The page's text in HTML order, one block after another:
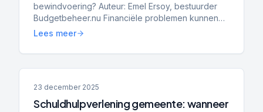
bewindvoering? Auteur: Emel Ersoy, bestuurder
Budgetbeheer.nu Financiële problemen kunnen
iedereen overkomen. Door ziekte, baanverlies,
Lees meer
23 december 2025
Schuldhulpverlening gemeente: wanneer